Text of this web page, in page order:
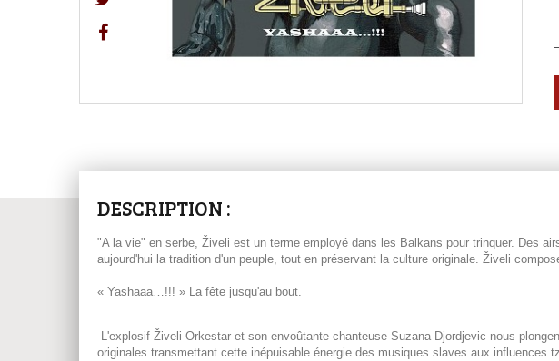
DESCRIPTION :
"A la vie" en serbe, Živeli est un terme employé dans les Balkans pour trinquer. Des
aujourd'hui la tradition d'un peuple, tout en préservant la culture originale. Živeli
« Yashaaa…!!! » La fête jusqu'au bout.
L'explosif Živeli Orkestar et son envoûtante chanteuse Suzana Djordjevic nous
originales transmettant cette inépuisable énergie des musiques slaves aux influences